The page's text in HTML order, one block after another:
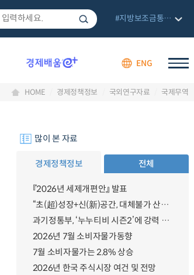
ENG
#지방보조금통합관리망
HOME 경제정책정보 국외연구자료 국제무역
많이 본 자료
경제정책정보 전체
『2026년 세제개편안』 발표
“초(超)성장+신(新)공간, 대체불가 산업강국”
과기정통부, ‘누누티비 시즌2’에 강력 대응 의지 밝혀
2026년 7월 소비자물가동향
7월 소비자물가는 2.8% 상승
2026년 한국 주식시장 여건 및 전망